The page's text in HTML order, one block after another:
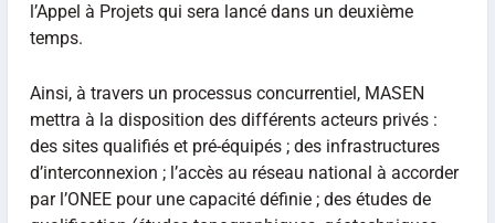
l’Appel à Projets qui sera lancé dans un deuxième
temps.
Ainsi, à travers un processus concurrentiel, MASEN
mettra à la disposition des différents acteurs privés :
des sites qualifiés et pré-équipés ; des infrastructures
d’interconnexion ; l’accès au réseau national à accorder
par l’ONEE pour une capacité définie ; des études de